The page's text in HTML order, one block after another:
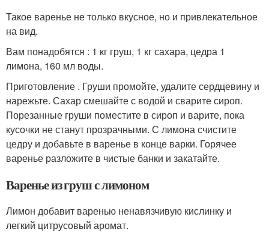
Такое варенье не только вкусное, но и привлекательное
на вид.
Вам понадобятся : 1 кг груш, 1 кг сахара, цедра 1
лимона, 160 мл воды.
Приготовление . Груши промойте, удалите сердцевину и
нарежьте. Сахар смешайте с водой и сварите сироп.
Порезанные груши поместите в сироп и варите, пока
кусочки не станут прозрачными. С лимона счистите
цедру и добавьте в варенье в конце варки. Горячее
варенье разложите в чистые банки и закатайте.
Варенье из груш с лимоном
Лимон добавит варенью ненавязчивую кислинку и
легкий цитрусовый аромат.